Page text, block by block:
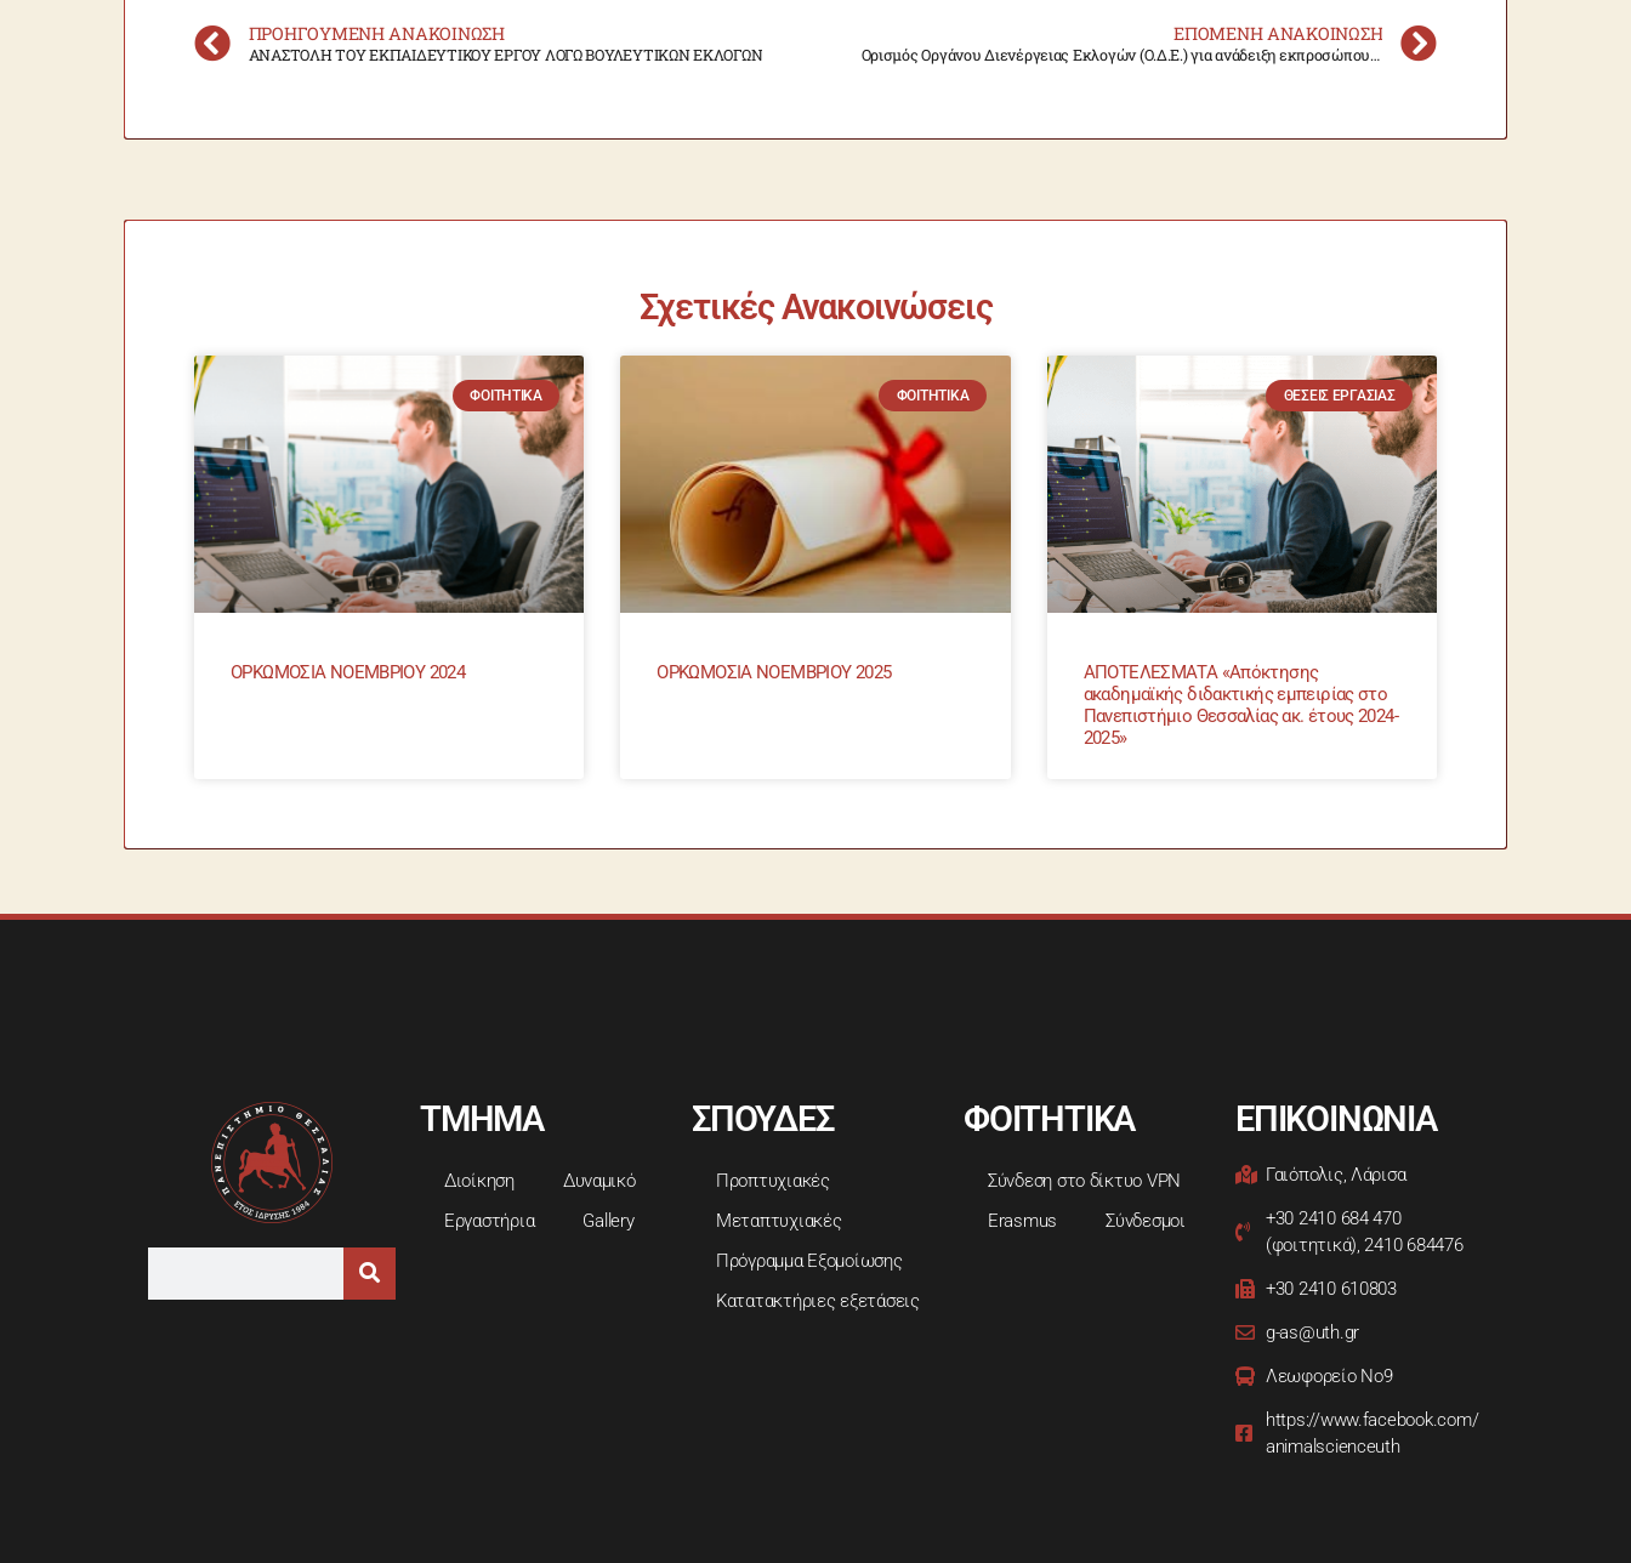
ΠΡΟΗΓΟΎΜΕΝΗ ΑΝΑΚΟΊΝΩΣΗ
ΑΝΑΣΤΟΛΗ ΤΟΥ ΕΚΠΑΙΔΕΥΤΙΚΟΥ ΕΡΓΟΥ ΛΟΓΩ ΒΟΥΛΕΥΤΙΚΩΝ ΕΚΛΟΓΩΝ
ΕΠΌΜΕΝΗ ΑΝΑΚΟΊΝΩΣΗ
Ορισμός Οργάνου Διενέργειας Εκλογών (Ο.Δ.Ε.) για ανάδειξη εκπροσώπου των μελών Ε.ΔΙ.Π. στο ΤΕΖΠ
Σχετικές Ανακοινώσεις
ΦΟΙΤΗΤΙΚΆ
ΟΡΚΩΜΟΣΙΑ ΝΟΕΜΒΡΙΟΥ 2024
ΦΟΙΤΗΤΙΚΆ
ΟΡΚΩΜΟΣΙΑ ΝΟΕΜΒΡΙΟΥ 2025
ΘΈΣΕΙΣ ΕΡΓΑΣΊΑΣ
ΑΠΟΤΕΛΕΣΜΑΤΑ «Απόκτησης
ακαδημαϊκής διδακτικής εμπειρίας στο
Πανεπιστήμιο Θεσσαλίας ακ. έτους 2024-
2025»
ΤΜΗΜΑ
Διοίκηση
Δυναμικό
Εργαστήρια
Gallery
ΣΠΟΥΔΕΣ
Προπτυχιακές
Μεταπτυχιακές
Πρόγραμμα Εξομοίωσης
Κατατακτήριες εξετάσεις
ΦΟΙΤΗΤΙΚΑ
Σύνδεση στο δίκτυο VPN
Erasmus
Σύνδεσμοι
ΕΠΙΚΟΙΝΩΝΙΑ
Γαιόπολις, Λάρισα
+30 2410 684 470
(φοιτητικά), 2410 684476
+30 2410 610803
g-as@uth.gr
Λεωφορείο Νο9
https://www.facebook.com/
animalscienceuth